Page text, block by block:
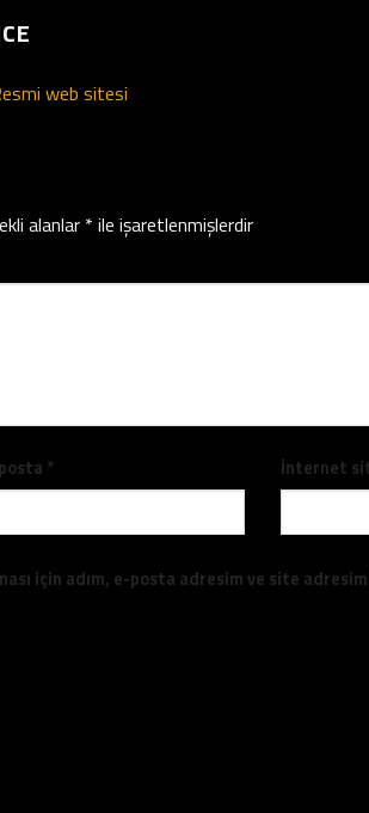
web sitesi
alanlar * ile işaretlenmişlerdir
* İnternet
için adım, e-posta adresim ve site adresim